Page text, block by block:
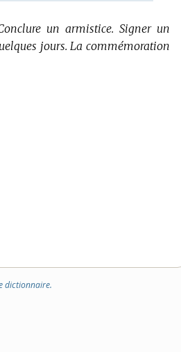
un armistice. Signer un
jours. La commémoration
dictionnaire.